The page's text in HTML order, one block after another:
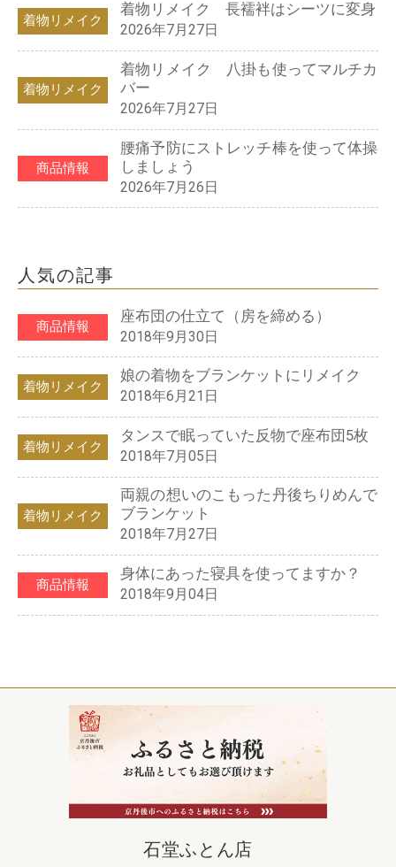
着物リメイク
着物リメイク 長襦袢はシーツに変身
2026年7月27日
着物リメイク
着物リメイク 八掛も使ってマルチカ
バー
2026年7月27日
商品情報
腰痛予防にストレッチ棒を使って体操
しましょう
2026年7月26日
人気の記事
商品情報
座布団の仕立て（房を締める）
2018年9月30日
着物リメイク
娘の着物をブランケットにリメイク
2018年6月21日
着物リメイク
タンスで眠っていた反物で座布団5枚
2018年7月05日
着物リメイク
両親の想いのこもった丹後ちりめんで
ブランケット
2018年7月27日
商品情報
身体にあった寝具を使ってますか？
2018年9月04日
石堂ふとん店